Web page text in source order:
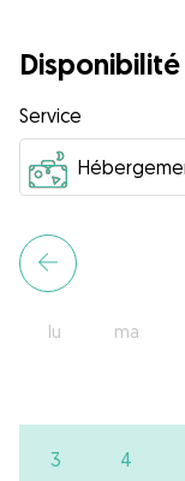
Disponibilité
Service
lu ma
3 4